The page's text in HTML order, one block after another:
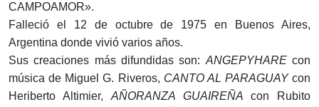
CAMPOAMOR».
Falleció el 12 de octubre de 1975 en Buenos Aires,
Argentina donde vivió varios años.
Sus creaciones más difundidas son: ANGEPYHAREcon
música de Miguel G. Riveros, CANTO AL PARAGUAY con
Heriberto Altimier, AÑORANZA GUAIREÑA con Rubito